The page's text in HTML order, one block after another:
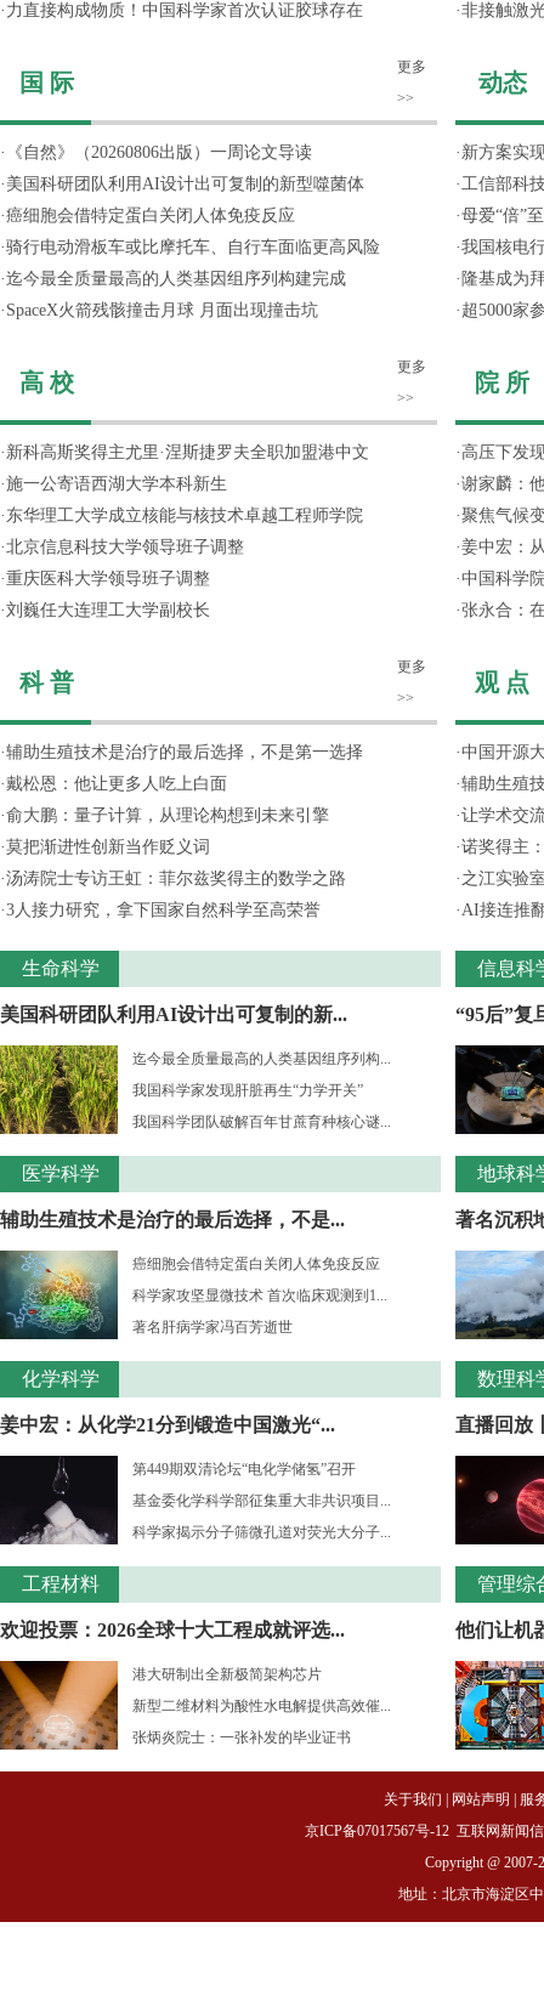
· 力直接构成物质！中国科学家首次认证胶球存在
国 际
更多
>>
·
《自然》（20260806出版）一周论文导读
· 美国科研团队利用AI设计出可复制的新型噬菌体
·癌细胞会借特定蛋白关闭人体免疫反应
·骑行电动滑板车或比摩托车、自行车面临更高风险
·迄今最全质量最高的人类基因组序列构建完成
· SpaceX火箭残骸撞击月球 月面出现撞击坑
高 校
更多
>>
· 新科高斯奖得主尤里·涅斯捷罗夫全职加盟港中文
·施一公寄语西湖大学本科新生
· 东华理工大学成立核能与核技术卓越工程师学院
·北京信息科技大学领导班子调整
·重庆医科大学领导班子调整
·刘巍任大连理工大学副校长
科 普
更多
>>
·辅助生殖技术是治疗的最后选择，不是第一选择
·戴松恩：他让更多人吃上白面
·俞大鹏：量子计算，从理论构想到未来引擎
·莫把渐进性创新当作贬义词
·汤涛院士专访王虹：菲尔兹奖得主的数学之路
·3人接力研究，拿下国家自然科学至高荣誉
生命科学
美国科研团队利用AI设计出可复制的新...
迄今最全质量最高的人类基因组序列构...
我国科学家发现肝脏再生“力学开关”
我国科学团队破解百年甘蔗育种核心谜...
医学科学
辅助生殖技术是治疗的最后选择，不是...
癌细胞会借特定蛋白关闭人体免疫反应
科学家攻坚显微技术 首次临床观测到1...
著名肝病学家冯百芳逝世
化学科学
姜中宏：从化学21分到锻造中国激光“...
第449期双清论坛“电化学储氢”召开
基金委化学科学部征集重大非共识项目...
科学家揭示分子筛微孔道对荧光大分子...
工程材料
欢迎投票：2026全球十大工程成就评选...
港大研制出全新极简架构芯片
新型二维材料为酸性水电解提供高效催...
张炳炎院士：一张补发的毕业证书
·非接触激
动态
· 新方案实
·工信部科
·母爱“倍”
·我国核电
· 隆基成为
· 超5000家
院 所
· 高压下发
·谢家麟：
·聚焦气候
·姜中宏：
·中国科学
·张永合：
观 点
·中国开源
·辅助生殖
·让学术交
·诺奖得主
· 之江实验
·AI接连推
信息科
“95后”复
地球科
著名沉积
数理科
直播回放
管理综
他们让机
关于我们 网站声明
服
京ICP备07017567号-12 互联网新闻
Copyright @ 2007-
地址：北京市海淀区